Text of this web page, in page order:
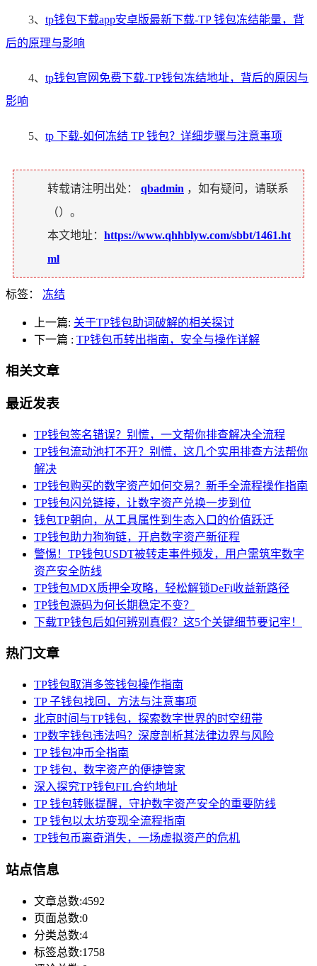
3、 tp钱包下载app安卓版最新下载-TP 钱包冻结能量，背
后的原理与影响
4、 tp钱包官网免费下载-TP钱包冻结地址，背后的原因与
影响
5、 tp 下载-如何冻结 TP 钱包？详细步骤与注意事项
转载请注明出处： qbadmin ，如有疑问，请联系
（）。
本文地址： https://www.qhhblyw.com/sbbt/1461.ht
ml
标签： 冻结
上一篇: 关于TP钱包助词破解的相关探讨
下一篇 : TP钱包币转出指南，安全与操作详解
相关文章
最近发表
TP钱包签名错误？别慌，一文帮你排查解决全流程
TP钱包流动池打不开？别慌，这几个实用排查方法帮你
解决
TP钱包购买的数字资产如何交易？新手全流程操作指南
TP钱包闪兑链接，让数字资产兑换一步到位
钱包TP朝向，从工具属性到生态入口的价值跃迁
TP钱包助力狗狗链，开启数字资产新征程
警惕！TP钱包USDT被转走事件频发，用户需筑牢数字
资产安全防线
TP钱包MDX质押全攻略，轻松解锁DeFi收益新路径
TP钱包源码为何长期稳定不变？
下载TP钱包后如何辨别真假？这5个关键细节要记牢！
热门文章
TP钱包取消多签钱包操作指南
TP 子钱包找回，方法与注意事项
北京时间与TP钱包，探索数字世界的时空纽带
TP数字钱包违法吗？深度剖析其法律边界与风险
TP 钱包冲币全指南
TP 钱包，数字资产的便捷管家
深入探究TP钱包FIL合约地址
TP 钱包转账提醒，守护数字资产安全的重要防线
TP 钱包以太坊变现全流程指南
TP钱包币离奇消失，一场虚拟资产的危机
站点信息
文章总数:4592
页面总数:0
分类总数:4
标签总数:1758